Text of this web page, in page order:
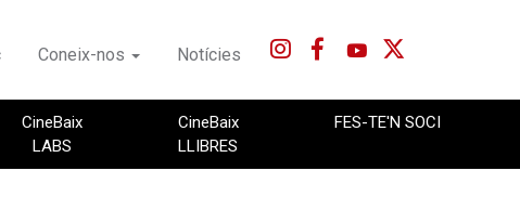
Coneix-nos Notícies
CineBaix
LABS
CineBaix
LLIBRES
FES-TE'N SOCI